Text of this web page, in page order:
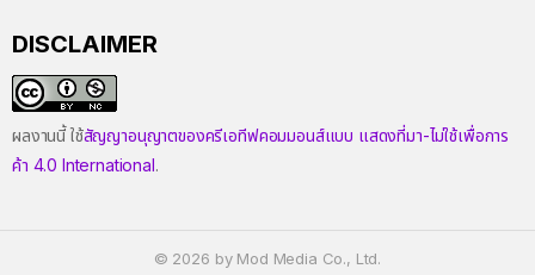
DISCLAIMER
ผลงานนี้ ใช้สัญญาอนุญาตของครีเอทีฟคอมมอนส์แบบ แสดงที่มา-ไม่ใช้เพื่อการ
ค้า 4.0 International.
© 2026 by Mod Media Co., Ltd.